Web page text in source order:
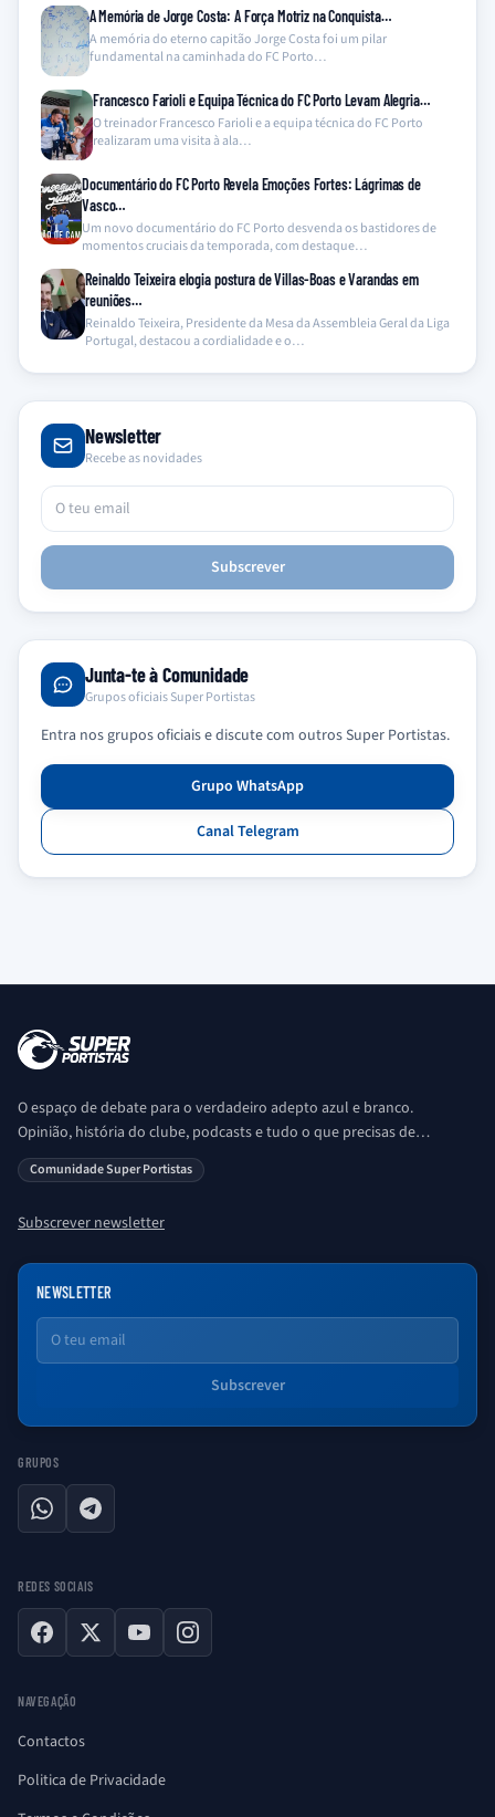
A Memória de Jorge Costa: A Força Motriz na Conquista…
A memória do eterno capitão Jorge Costa foi um pilar
fundamental na caminhada do FC Porto…
Francesco Farioli e Equipa Técnica do FC Porto Levam Alegria…
O treinador Francesco Farioli e a equipa técnica do FC Porto
realizaram uma visita à ala…
Documentário do FC Porto Revela Emoções Fortes: Lágrimas de
Vasco…
Um novo documentário do FC Porto desvenda os bastidores de
momentos cruciais da temporada, com destaque…
Reinaldo Teixeira elogia postura de Villas-Boas e Varandas em
reuniões…
Reinaldo Teixeira, Presidente da Mesa da Assembleia Geral da Liga
Portugal, destacou a cordialidade e o…
Newsletter
Recebe as novidades
Subscrever
Junta-te à Comunidade
Grupos oficiais Super Portistas
Entra nos grupos oficiais e discute com outros Super Portistas.
Grupo WhatsApp
Canal Telegram
O espaço de debate para o verdadeiro adepto azul e branco.
Opinião, história do clube, podcasts e tudo o que precisas de
saber sobre o universo Porto. Ser Porto é aqui!
Comunidade Super Portistas
Subscrever newsletter
NEWSLETTER
Email
Subscrever
GRUPOS
WhatsAppTelegram
REDES SOCIAIS
Facebook
X YouTubeInstagram
NAVEGAÇÃO
Contactos
Politica de Privacidade